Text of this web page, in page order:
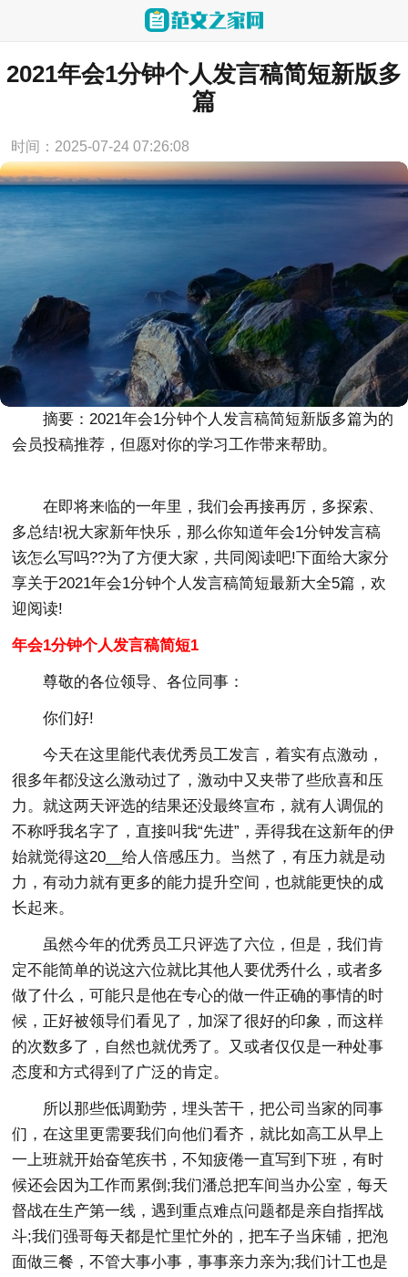
当前位置： 首页 > 讲话致辞
2021年会1分钟个人发言稿简短新版多
篇
时间：2025-07-24 07:26:08
摘要： 2021年会1分钟个人发言稿简短新版多篇为的
会员投稿推荐，但愿对你的学习工作带来帮助。
在即将来临的一年里，我们会再接再厉，多探索、
多总结!祝大家新年快乐，那么你知道年会1分钟发言稿
该怎么写吗??为了方便大家，共同阅读吧!下面给大家分
享关于2021年会1分钟个人发言稿简短最新大全5篇，欢
迎阅读!
年会1分钟个人发言稿简短1
尊敬的各位领导、各位同事：
你们好!
今天在这里能代表优秀员工发言，着实有点激动，
很多年都没这么激动过了，激动中又夹带了些欣喜和压
力。就这两天评选的结果还没最终宣布，就有人调侃的
不称呼我名字了，直接叫我“先进”，弄得我在这新年的伊
始就觉得这20__给人倍感压力。当然了，有压力就是动
力，有动力就有更多的能力提升空间，也就能更快的成
长起来。
虽然今年的优秀员工只评选了六位，但是，我们肯
定不能简单的说这六位就比其他人要优秀什么，或者多
做了什么，可能只是他在专心的做一件正确的事情的时
候，正好被领导们看见了，加深了很好的印象，而这样
的次数多了，自然也就优秀了。又或者仅仅是一种处事
态度和方式得到了广泛的肯定。
所以那些低调勤劳，埋头苦干，把公司当家的同事
们，在这里更需要我们向他们看齐，就比如高工从早上
一上班就开始奋笔疾书，不知疲倦一直写到下班，有时
候还会因为工作而累倒;我们潘总把车间当办公室，每天
督战在生产第一线，遇到重点难点问题都是亲自指挥战
斗;我们强哥每天都是忙里忙外的，把车子当床铺，把泡
面做三餐，不管大事小事，事事亲力亲为;我们计工也是